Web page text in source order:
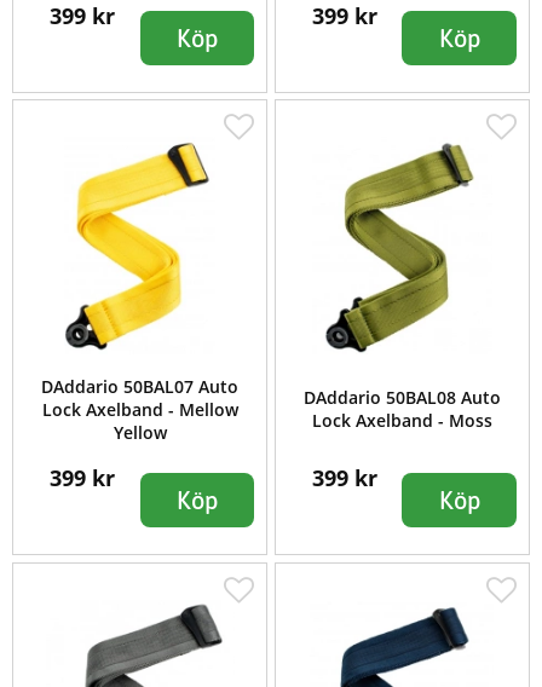
399 kr
Köp
399 kr
Köp
DAddario 50BAL07 Auto
Lock Axelband - Mellow
Yellow
399 kr
Köp
DAddario 50BAL08 Auto
Lock Axelband - Moss
399 kr
Köp